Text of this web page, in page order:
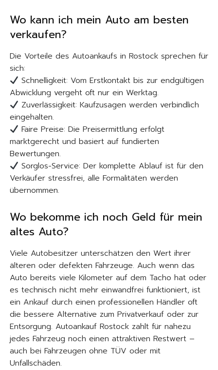
Wo kann ich mein Auto am besten
verkaufen?
Die Vorteile des Autoankaufs in Rostock sprechen für
sich:
Schnelligkeit: Vom Erstkontakt bis zur endgültigen
Abwicklung vergeht oft nur ein Werktag.
Zuverlässigkeit: Kaufzusagen werden verbindlich
eingehalten.
Faire Preise: Die Preisermittlung erfolgt
marktgerecht und basiert auf fundierten
Bewertungen.
Sorglos-Service: Der komplette Ablauf ist für den
Verkäufer stressfrei, alle Formalitäten werden
übernommen.
Wo bekomme ich noch Geld für mein
altes Auto?
Viele Autobesitzer unterschätzen den Wert ihrer
älteren oder defekten Fahrzeuge. Auch wenn das
Auto bereits viele Kilometer auf dem Tacho hat oder
es technisch nicht mehr einwandfrei funktioniert, ist
ein Ankauf durch einen professionellen Händler oft
die bessere Alternative zum Privatverkauf oder zur
Entsorgung. Autoankauf Rostock zahlt für nahezu
jedes Fahrzeug noch einen attraktiven Restwert –
auch bei Fahrzeugen ohne TÜV oder mit
Unfallschäden.